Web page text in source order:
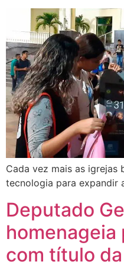
Cada vez mais as igrejas
tecnologia para expandir
Deputado
homenageia
com título